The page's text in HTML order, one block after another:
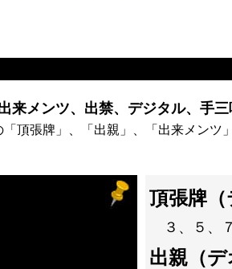
来メンツ、出禁、デジタル、手三
「頂張牌」、「出親」、「出来メンツ
頂張牌（
３、５、
出親（デ